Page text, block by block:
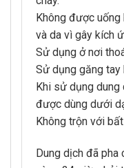
Không được uống
và da vì gây kích
Sử dụng ở nơi
Sử dụng găng tay
Khi sử dụng dung
được dùng dưới
Không trộn với
Dung dịch đã pha